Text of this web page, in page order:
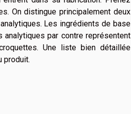
On distingue principalement deux
Les ingrédients de base
par contre représentent
Une liste bien détaillée
produit.